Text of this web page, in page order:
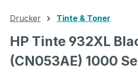
Drucker Tinte & Toner
HP Tinte 932XL
(CN053AE) 1000